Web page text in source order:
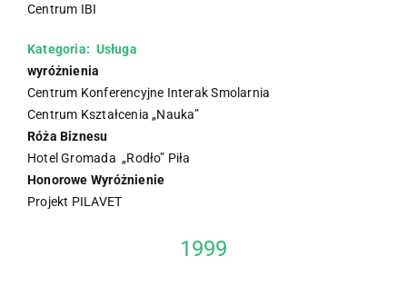
Centrum IBI
Kategoria: Usługa
wyróżnienia
Centrum Konferencyjne Interak Smolarnia
Centrum Kształcenia „Nauka”
Róża Biznesu
Hotel Gromada „Rodło” Piła
Honorowe Wyróżnienie
Projekt PILAVET
1999